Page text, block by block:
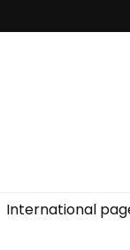
International